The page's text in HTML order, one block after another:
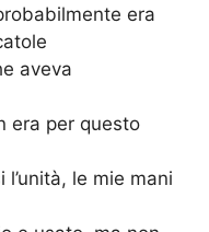
era
aveva
era per questo
le mie mani